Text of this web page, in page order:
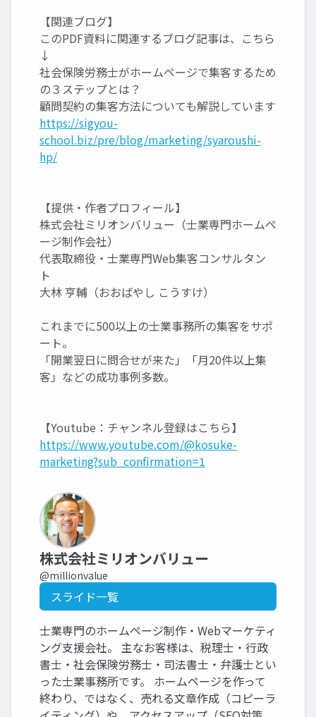
【関連ブログ】
このPDF資料に関連するブログ記事は、こちら
↓
社会保険労務士がホームページで集客するため
の３ステップとは？
顧問契約の集客方法についても解説しています
https://sigyou-
school.biz/pre/blog/marketing/syaroushi-
hp/
【提供・作者プロフィール】
株式会社ミリオンバリュー（士業専門ホームペ
ージ制作会社）
代表取締役・士業専門Web集客コンサルタン
ト
大林 亨輔（おおばやし こうすけ）
これまでに500以上の士業事務所の集客をサポ
ート。
「開業翌日に問合せが来た」「月20件以上集
客」などの成功事例多数。
【Youtube：チャンネル登録はこちら】
https://www.youtube.com/@kosuke-
marketing?sub_confirmation=1
株式会社ミリオンバリュー
@millionvalue
スライド一覧
士業専門のホームページ制作・Webマーケティ
ング支援会社。 主なお客様は、税理士・行政
書士・社会保険労務士・司法書士・弁護士とい
った士業事務所です。 ホームページを作って
終わり、ではなく、売れる文章作成（コピーラ